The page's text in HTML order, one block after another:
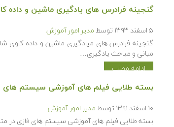
گنجینه فرادرس های یادگیری ماشین و داده
۵ اسفند ۱۳۹۳ توسط مدیر امور آموزش
گنجینه فرادرس های میادگیری ماشین و داده کاوی
مبانی و مباحث یادگیری…
ادامه مطلب
بسته طلایی فیلم های آموزشی سیستم های
۱۰ اسفند ۱۳۹۱ توسط مدیر امور آموزش
بسته طلایی فیلم های آموزشی سیستم های فازی در